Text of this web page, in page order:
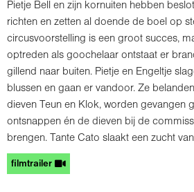
Pietje Bell en zijn kornuiten hebben
richten en zetten al doende de boel op
circusvoorstelling is een groot succes,
optreden als goochelaar ontstaat er
gillend naar buiten. Pietje en Engeltje
blussen en gaan er vandoor. Ze
dieven Teun en Klok, worden gevangen
ontsnappen én de dieven bij de
brengen. Tante Cato slaakt een zucht
filmtrailer